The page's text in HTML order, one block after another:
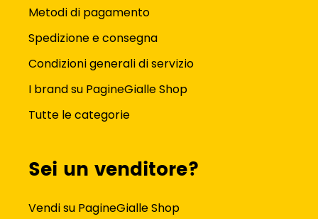
Metodi di pagamento
Spedizione e consegna
Condizioni generali di servizio
I brand su PagineGialle Shop
Tutte le categorie
Sei un venditore?
Vendi su PagineGialle Shop